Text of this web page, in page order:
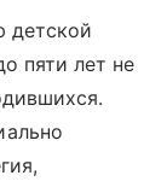
детской
пяти лет не